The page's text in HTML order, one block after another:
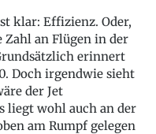
klar: Effizienz. Oder,
an Flügen in der
erinnert
Doch irgendwie sieht
der Jet
liegt wohl auch an der
am Rumpf gelegen